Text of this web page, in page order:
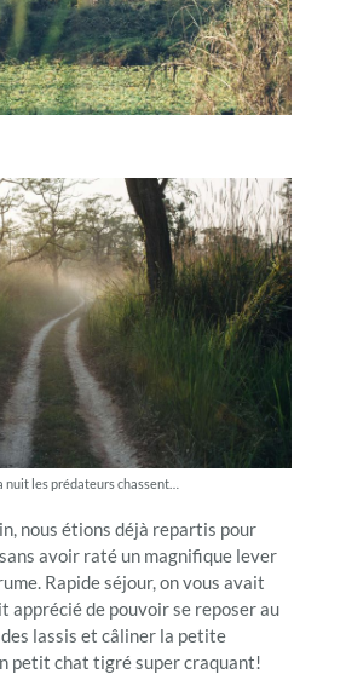
nuit les prédateurs chassent…
nous étions déjà repartis pour
avoir raté un magnifique lever
Rapide séjour, on vous avait
apprécié de pouvoir se reposer au
lassis et câliner la petite
petit chat tigré super craquant!